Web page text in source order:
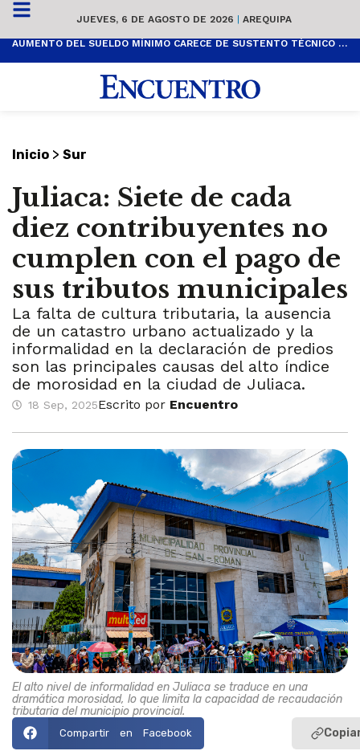
JUEVES, 6 DE AGOSTO DE 2026 | AREQUIPA
AUMENTO DEL SUELDO MÍNIMO CARECE DE SUSTENTO TÉCNICO Y ES POPULISTA
Inicio > Sur
Juliaca: Siete de cada
diez contribuyentes no
cumplen con el pago de
sus tributos municipales
La falta de cultura tributaria, la ausencia
de un catastro urbano actualizado y la
informalidad en la declaración de predios
son las principales causas del alto índice
de morosidad en la ciudad de Juliaca.
18 Sep, 2025Escrito por Encuentro
El alto nivel de informalidad en Juliaca se traduce en una
dramática morosidad, lo que limita la capacidad de recaudación
tributaria del municipio provincial.
Compartir en Facebook